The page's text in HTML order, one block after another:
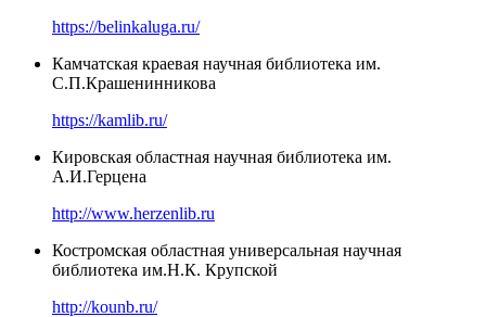
https://belinkaluga.ru/
Камчатская краевая научная библиотека им.
С.П.Крашенинникова
https://kamlib.ru/
Кировская областная научная библиотека им.
А.И.Герцена
http://www.herzenlib.ru
Костромская областная универсальная научная
библиотека им.Н.К. Крупской
http://kounb.ru/